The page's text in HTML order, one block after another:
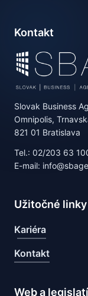
Kontakt
Slovak Business
Omnipolis,
821 01 Bratislava
Tel.: 02/203 63
E-mail:
Užitočné linky
Kariéra
Kontakt
Web a